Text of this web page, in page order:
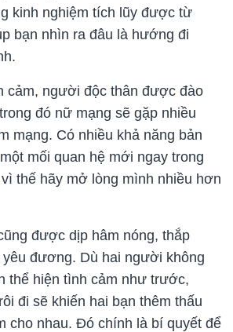
kinh nghiệm tích lũy được từ
bạn nhìn ra đâu là hướng đi
cảm, người độc thân được đào
đó nữ mạng sẽ gặp nhiều
mạng. Có nhiều khả năng bản
mối quan hệ mới ngay trong
thế hãy mở lòng mình nhiều hơn
được dịp hâm nóng, thắp
đương. Dù hai người không
thể hiện tình cảm như trước,
đi sẽ khiến hai bạn thêm thấu
cho nhau. Đó chính là bí quyết để